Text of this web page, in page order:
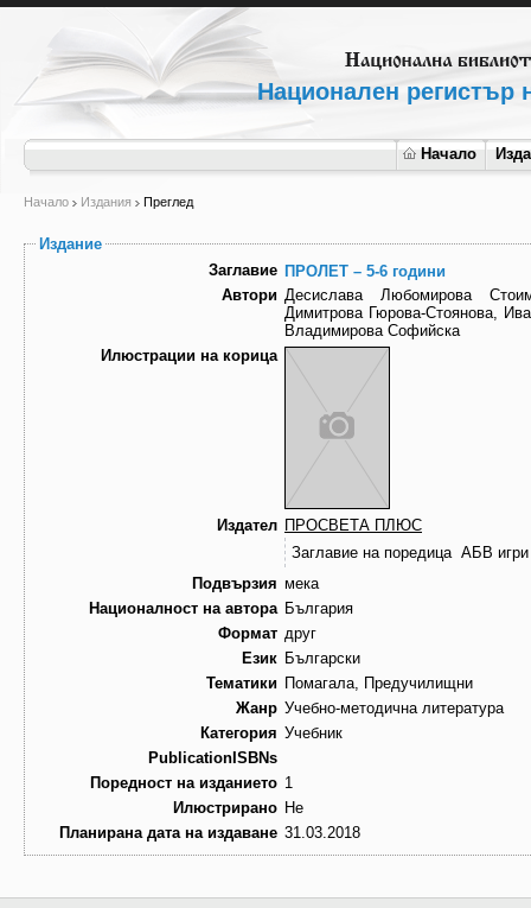
Национален регистър
Начало
Начало Издания Преглед
Издание
Заглавие ПРОЛЕТ – 5-6 години
Автори Десислава Любомирова
Димитрова Гюрова-Стоянова,
Владимирова Софийска
Илюстрации на корица
Издател ПРОСВЕТА ПЛЮС
Заглавие на поредица АБВ игри
Подвързия мека
Националност на автора България
Формат друг
Език Български
Тематики Помагала, Предучилищни
Жанр Учебно-методична литература
Категория Учебник
PublicationISBNs
Поредност на изданието 1
Илюстрирано Не
Планирана дата на издаване 31.03.2018